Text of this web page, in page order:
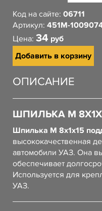
Код на сайте: 06711
Артикул: 451М-
Цена: 34 руб
Добавить в корзину
ОПИСАНИЕ
ШПИЛЬКА М
Шпилька М 8х1х15
высококачественная
автомобили УАЗ. Она
обеспечивает
Используется для
УАЗ.